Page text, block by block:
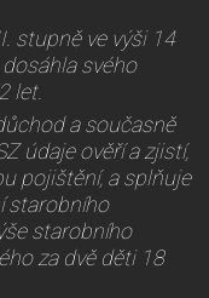
stupně ve výši 14
svého
let.
a současně
údaje ověří a zjistí,
pojištění, a splňuje
starobního
starobního
za dvě děti 18